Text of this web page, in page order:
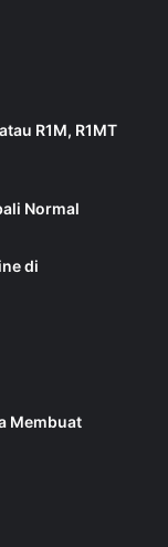
R1M, R1MT
Normal
di
Membuat